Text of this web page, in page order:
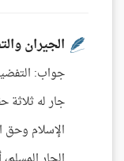
الجيران
جواب:
جار له ثلاثة
الإسلام وحق